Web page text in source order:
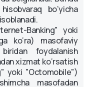
bo‘yicha
Banking" yoki
ko‘ra) masofaviy
foydalanish
xizmat ko‘rsatish
yoki "Octomobile")
masofadan